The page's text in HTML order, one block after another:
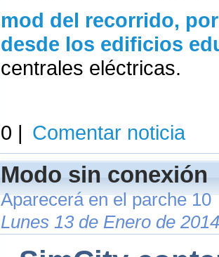
mod del recorrido,
desde los edificios
centrales eléctricas.
0 | Comentar noticia
Modo sin conexión
Aparecerá en el parche 10
Lunes 13 de Enero de